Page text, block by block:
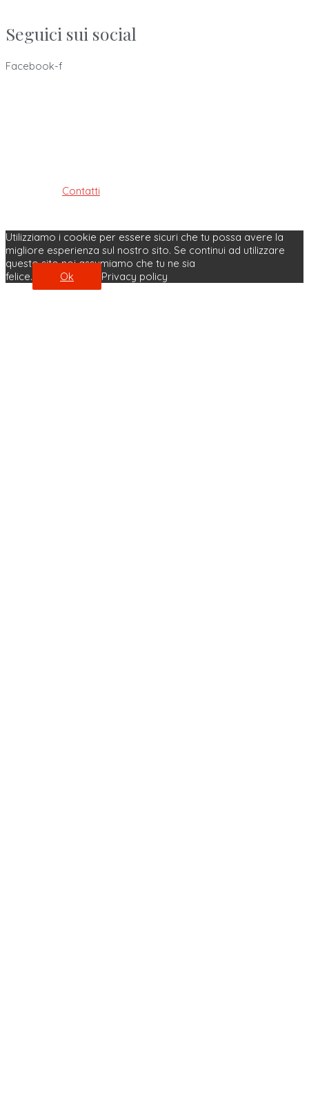
Seguici sui social
Facebook-f
Contatti
Utilizziamo i cookie per essere sicuri che tu possa avere la
migliore esperienza sul nostro sito. Se continui ad utilizzare
questo sito noi assumiamo che tu ne sia
felice.
Ok Privacy policy